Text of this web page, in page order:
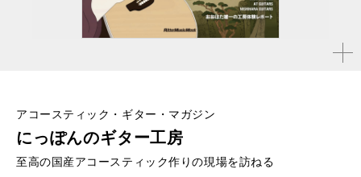
拡大す
アコースティック・ギター・マガジン
にっぽんのギター工房
至高の国産アコースティック作りの現場を訪ねる